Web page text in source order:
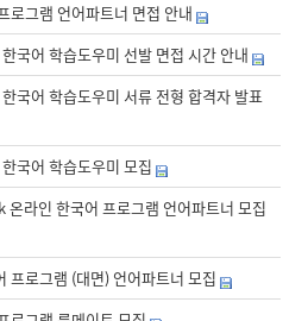
로그램 언어파트너 면접 안내
국어 학습도우미 선발 면접 시간 안내
국어 학습도우미 서류 전형 합격자 발표
국어 학습도우미 모집
라인 한국어 프로그램 언어파트너 모집
프로그램 (대면) 언어파트너 모집